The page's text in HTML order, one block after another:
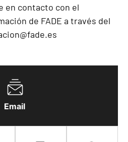
Email
en contacto con el
de FADE a través del